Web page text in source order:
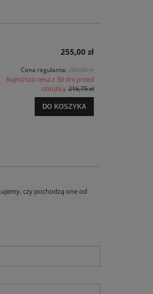
255,00 zł
Cena regularna: 289,00 zł
Najniższa cena z 30 dni przed
obniżką:216,75 zł
DO KOSZYKA
czy pochodzą one od